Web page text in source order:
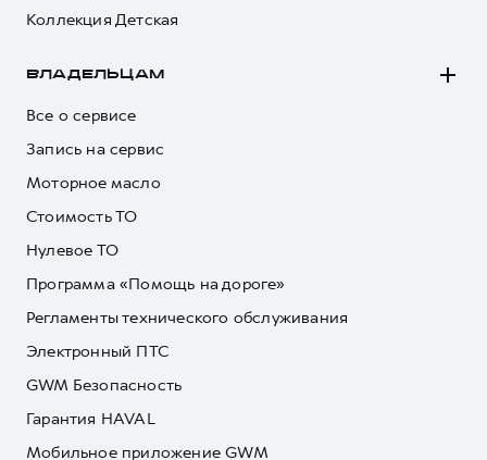
Коллекция Детская
ВЛАДЕЛЬЦАМ
Все о сервисе
Запись на сервис
Моторное масло
Стоимость ТО
Нулевое ТО
Программа «Помощь на дороге»
Регламенты технического обслуживания
Электронный ПТС
GWM Безопасность
Гарантия HAVAL
Мобильное приложение GWM